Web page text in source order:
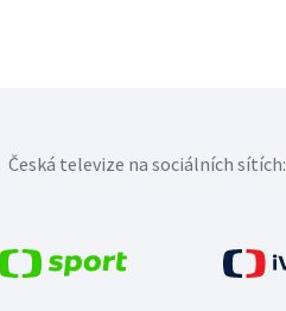
Česká televize na sociálních sítích: